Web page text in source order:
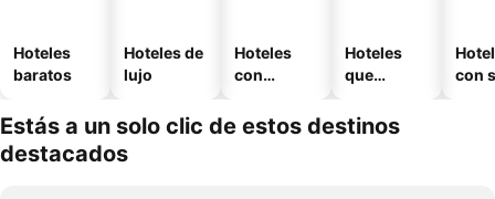
Hoteles
baratos
Hoteles de
lujo
Hoteles
con
Hoteles
que
mascotas
con
Estás a un solo clic de estos destinos
destacados